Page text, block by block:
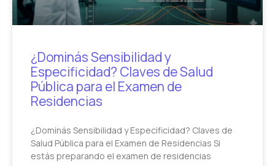
¿Dominás Sensibilidad y
Especificidad? Claves de Salud
Pública para el Examen de
Residencias
¿Dominás Sensibilidad y Especificidad? Claves de
Salud Pública para el Examen de Residencias Si
estás preparando el examen de residencias